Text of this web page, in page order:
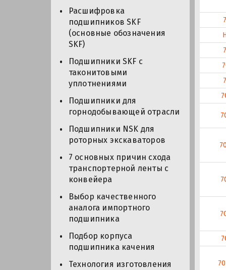
Расшифровка
подшипников SKF
(основные обозначения
SKF)
Подшипники SKF с
таконитовыми
уплотнениями
Подшипники для
горнодобывающей отрасли
Подшипники NSK для
роторных экскаваторов
7 основных причин схода
транспортерной ленты с
конвейера
Выбор качественного
аналога импортного
подшипника
Подбор корпуса
подшипника качения
Технология изготовления